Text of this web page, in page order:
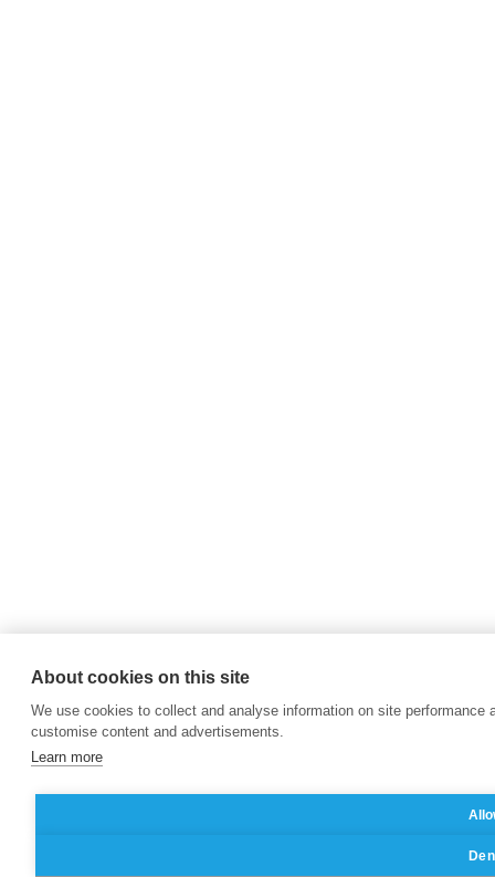
About cookies on this site
We use cookies to collect and analyse information on site
customise content and advertisements.
Learn more